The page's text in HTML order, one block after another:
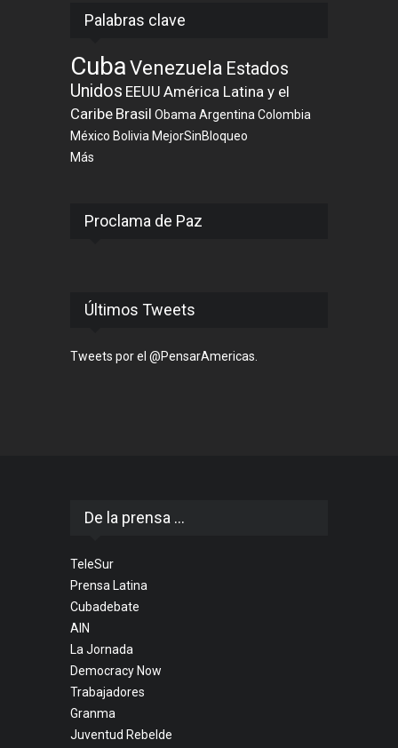
Palabras clave
CubaVenezuela Estados
Unidos EEUU América Latina y el
Caribe Brasil Obama Argentina Colombia
México Bolivia MejorSinBloqueo
Más
Proclama de Paz
Últimos Tweets
Tweets por el @PensarAmericas.
De la prensa ...
TeleSur
Prensa Latina
Cubadebate
AIN
La Jornada
Democracy Now
Trabajadores
Granma
Juventud Rebelde